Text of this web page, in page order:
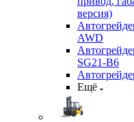
версия)
AWD
SG21-B6
Ещё